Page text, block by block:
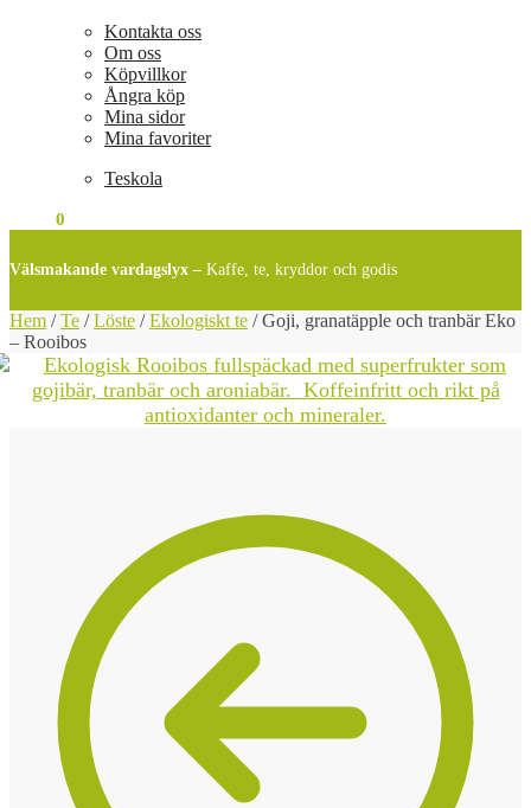
Kontakta oss
Om oss
Köpvillkor
Ångra köp
Mina sidor
Mina favoriter
Teskola
0
Välsmakande vardagslyx – Kaffe, te, kryddor och godis
Hem /Te /Löste /Ekologiskt te /Goji, granatäpple och tranbär Eko
– Rooibos